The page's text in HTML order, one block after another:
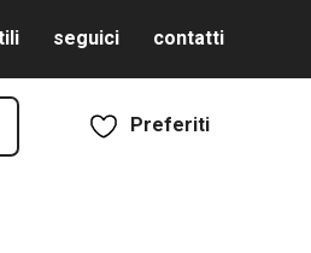
seguici contatti
Preferiti